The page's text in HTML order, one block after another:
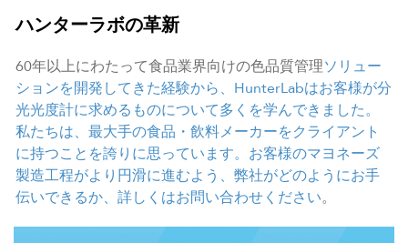
ハンターラボの革新
60年以上にわたって食品業界向けの色品質管理ソリュー
ションを開発してきた経験から、HunterLabはお客様が分
光光度計に求めるものについて多くを学んできました。
私たちは、最大手の食品・飲料メーカーをクライアント
に持つことを誇りに思っています。 お客様のマヨネーズ
製造工程がより円滑に進むよう、弊社がどのようにお手
伝いできるか、詳しくはお問い合わせください。